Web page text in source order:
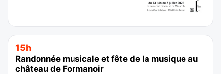
15h
Randonnée musicale et fête de la musique au
château de Formanoir